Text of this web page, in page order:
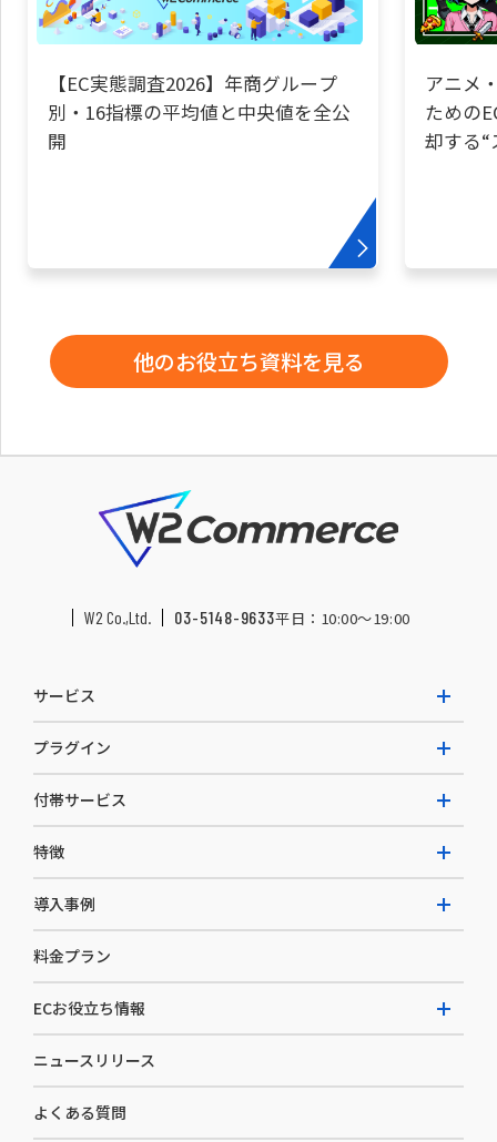
【EC実態調査2026】年商グループ
別・16指標の平均値と中央値を全公
開
アニメ
ための
却する
他のお役立ち資料を見る
W2 Co.,Ltd. 03-5148-9633平日：10:00〜19:00
サービス
W2 Commerce Repeat
W2 Commerce BtoB
W2 Commerce Asia
プラグイン
AI buddy
付帯サービス
EC運用構築支援・運用支援
カスタマーサクセス
セキュリティ
デザイン制作
コンサルティング
特徴
選ばれる理由
開発体制
導入事例
導入企業一覧
料金プラン
ECお役立ち情報
お役立ち資料
ニュースリリース
よくある質問